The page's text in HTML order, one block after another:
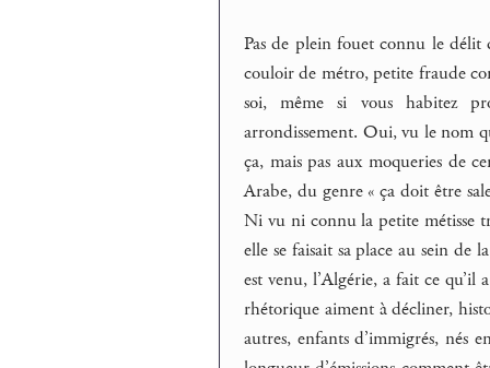
Pas de plein fouet connu le délit
couloir de métro, petite fraude
soi, même si vous habitez
arrondissement. Oui, vu le nom
ça, mais pas aux moqueries de
Arabe, du genre « ça doit être
Ni vu ni connu la petite métisse
elle se faisait sa place au sein de
est venu, l’Algérie, a fait ce qu’il
rhétorique aiment à décliner,
autres, enfants d’immigrés, nés